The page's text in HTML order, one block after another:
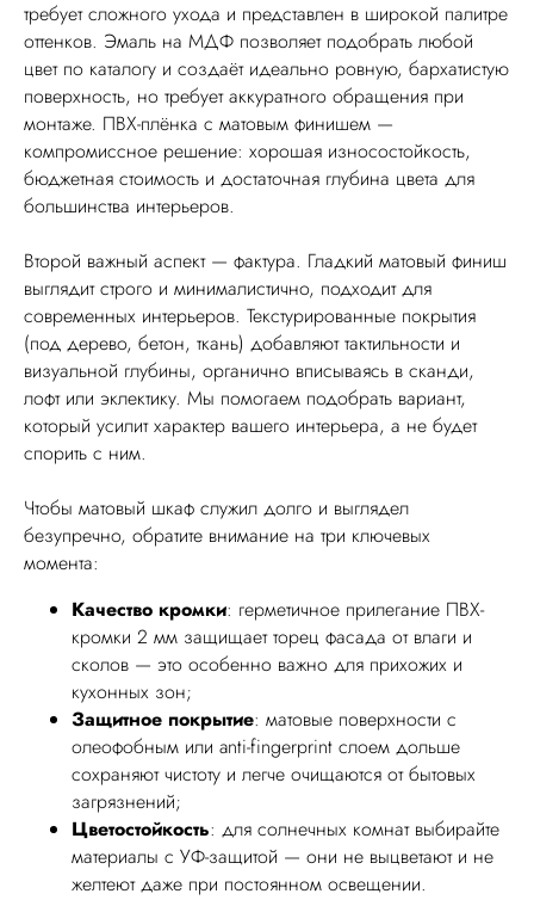
требует сложного ухода и представлен в широкой палитре
оттенков. Эмаль на МДФ позволяет подобрать любой
цвет по каталогу и создаёт идеально ровную, бархатистую
поверхность, но требует аккуратного обращения при
монтаже. ПВХ-плёнка с матовым финишем —
компромиссное решение: хорошая износостойкость,
бюджетная стоимость и достаточная глубина цвета для
большинства интерьеров.
Второй важный аспект — фактура. Гладкий матовый финиш
выглядит строго и минималистично, подходит для
современных интерьеров. Текстурированные покрытия
(под дерево, бетон, ткань) добавляют тактильности и
визуальной глубины, органично вписываясь в сканди,
лофт или эклектику. Мы помогаем подобрать вариант,
который усилит характер вашего интерьера, а не будет
спорить с ним.
Чтобы матовый шкаф служил долго и выглядел
безупречно, обратите внимание на три ключевых
момента:
Качество кромки: герметичное прилегание ПВХ-
кромки 2 мм защищает торец фасада от влаги и
сколов — это особенно важно для прихожих и
кухонных зон;
Защитное покрытие: матовые поверхности с
олеофобным или anti-fingerprint слоем дольше
сохраняют чистоту и легче очищаются от бытовых
загрязнений;
Цветостойкость: для солнечных комнат выбирайте
материалы с УФ-защитой — они не выцветают и не
желтеют даже при постоянном освещении.